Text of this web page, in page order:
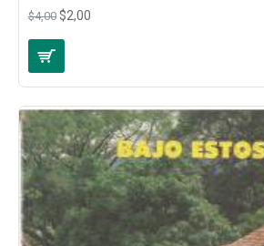
$4,00 $2,00